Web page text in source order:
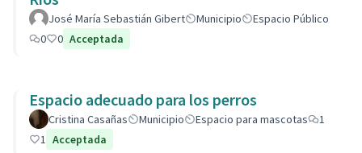
José María Sebastián Gibert Municipio
Espacio Público
0
0 Acceptada
Espacio adecuado para los perros
Cristina Casañas Municipio Espacio para mascotas
1
1 Acceptada